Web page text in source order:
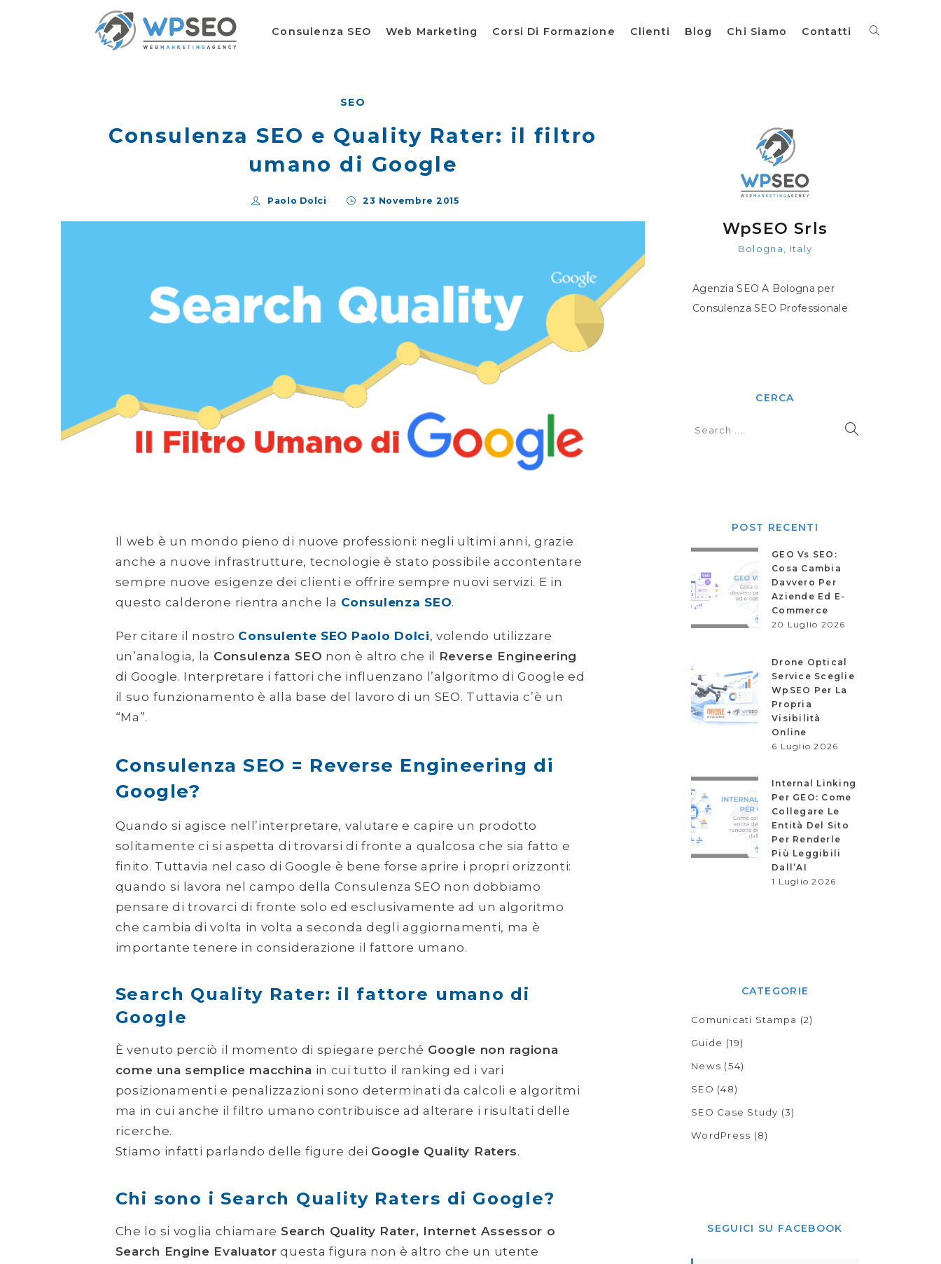
Consulenza SEO Web Marketing Corsi Di Formazione Clienti Blog Chi Siamo Contatti
SEO
Consulenza SEO e Quality Rater: il filtro
umano di Google
Paolo Dolci 23 Novembre 2015
Il web è un mondo pieno di nuove professioni: negli ultimi anni, grazie
anche a nuove infrastrutture, tecnologie è stato possibile accontentare
sempre nuove esigenze dei clienti e offrire sempre nuovi servizi. E in
questo calderone rientra anche la Consulenza SEO.
Per citare il nostro Consulente SEO Paolo Dolci, volendo utilizzare
un’analogia, la Consulenza SEO non è altro che il
Reverse Engineering
di Google. Interpretare i fattori che influenzano l’algoritmo di Google ed
il suo funzionamento è alla base del lavoro di un SEO. Tuttavia c’è un
“Ma”.
Consulenza SEO = Reverse Engineering di
Google?
Quando si agisce nell’interpretare, valutare e capire un prodotto
solitamente ci si aspetta di trovarsi di fronte a qualcosa che sia fatto e
finito. Tuttavia nel caso di Google è bene forse aprire i propri orizzonti:
quando si lavora nel campo della Consulenza SEO non dobbiamo
pensare di trovarci di fronte solo ed esclusivamente ad un algoritmo
che cambia di volta in volta a seconda degli aggiornamenti, ma è
importante tenere in considerazione il fattore umano.
Search Quality Rater: il fattore umano di
Google
È venuto perciò il momento di spiegare perché Google non ragiona
come una semplice macchina in cui tutto il ranking ed i vari
posizionamenti e penalizzazioni sono determinati da calcoli e algoritmi
ma in cui anche il filtro umano contribuisce ad alterare i risultati delle
ricerche.
Stiamo infatti parlando delle figure dei Google Quality Raters.
Chi sono i Search Quality Raters di Google?
Che lo si voglia chiamare Search Quality Rater, Internet Assessor o
Search Engine Evaluator questa figura non è altro che un utente
WpSEO Srls
Bologna, Italy
Agenzia SEO A Bologna per
Consulenza SEO Professionale
CERCA
POST RECENTI
GEO Vs SEO:
Cosa Cambia
Davvero Per
Aziende Ed E-
Commerce
20 Luglio 2026
Drone Optical
Service Sceglie
WpSEO Per La
Propria
Visibilità
Online
6 Luglio 2026
Internal Linking
Per GEO: Come
Collegare Le
Entità Del Sito
Per Renderle
Più Leggibili
Dall’AI
1 Luglio 2026
CATEGORIE
Comunicati Stampa (2)
Guide (19)
News (54)
SEO (48)
SEO Case Study (3)
WordPress (8)
SEGUICI SU FACEBOOK